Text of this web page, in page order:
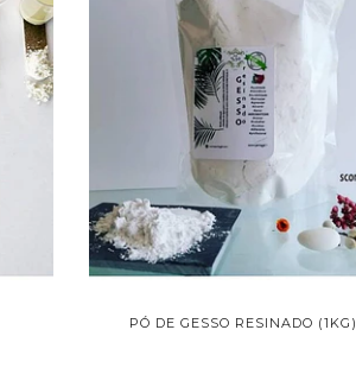
PÓ DE GESSO RESINADO (1KG)